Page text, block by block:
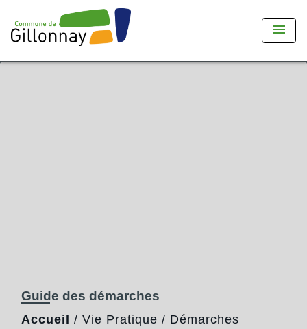
menu
Guide des démarches
Accueil / Vie Pratique / Démarches